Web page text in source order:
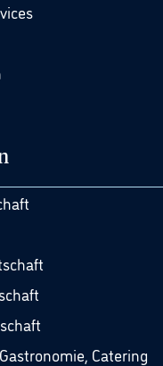
Catering